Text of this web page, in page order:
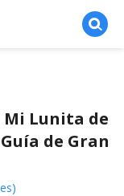
colegios
Lunita de
de Gran